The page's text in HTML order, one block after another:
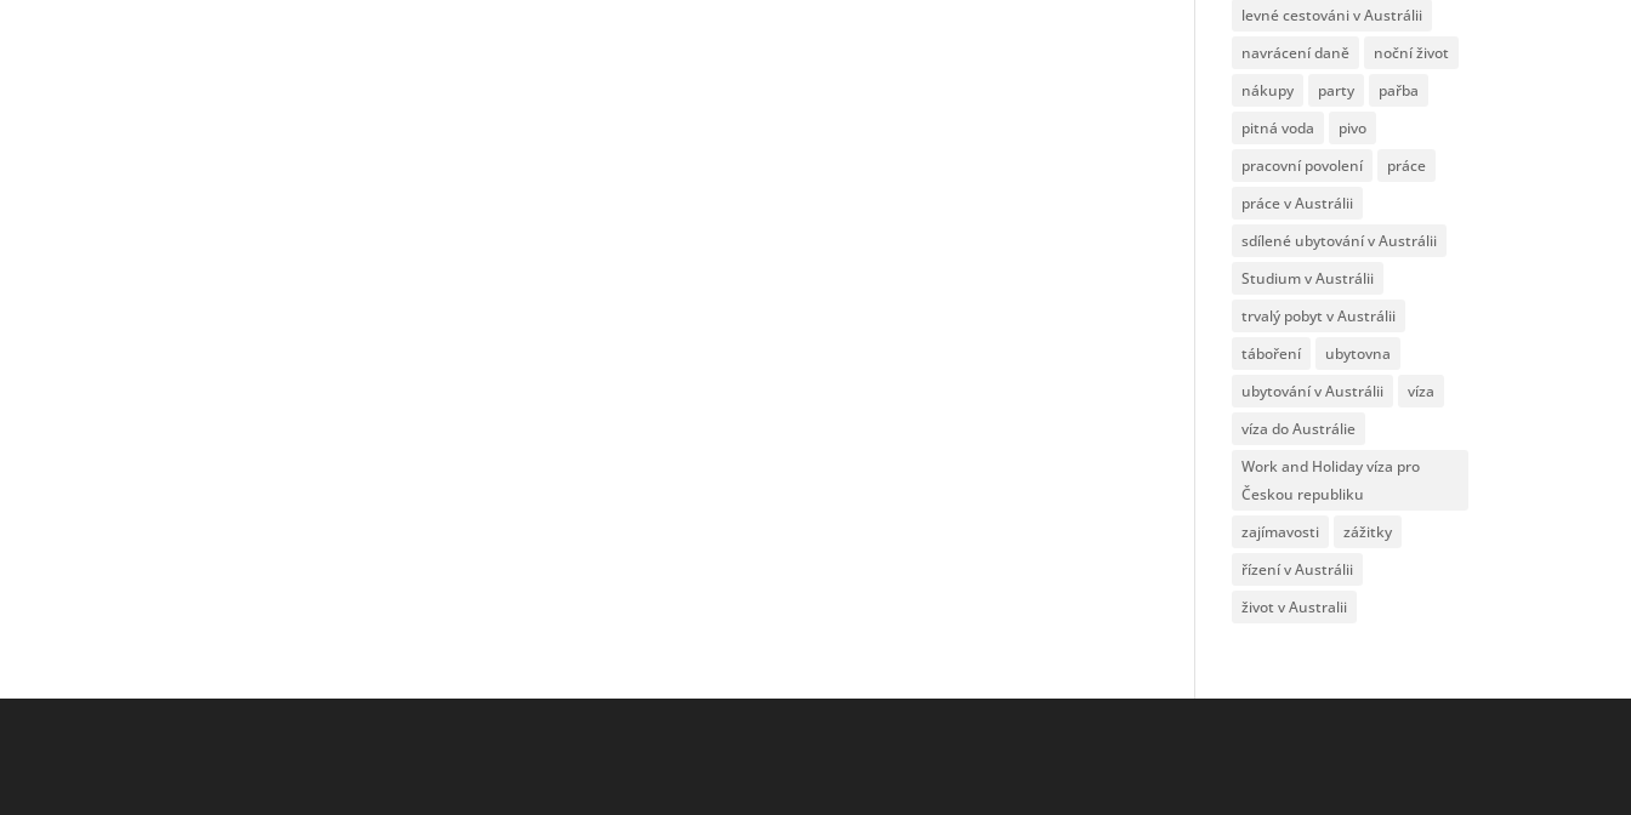
levné cestováni v Austrálii
navrácení daně
noční život
nákupy
party
pařba
pitná voda
pivo
pracovní povolení
práce
práce v Austrálii
sdílené ubytování v Austrálii
Studium v Austrálii
trvalý pobyt v Austrálii
táboření
ubytovna
ubytování v Austrálii
víza
víza do Austrálie
Work and Holiday víza pro
Českou republiku
zajímavosti
zážitky
řízení v Austrálii
život v Australii